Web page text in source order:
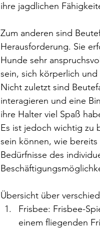
ihre jagdlichen
Zum anderen sind
Herausforderung. Sie
Hunde sehr
sein, sich körperlich
Nicht zuletzt sind
interagieren und eine
ihre Halter viel Spaß
Es ist jedoch wichtig zu
sein können, wie
Bedürfnisse des
Übersicht über
Frisbee: Frisbee-
einem fliegenden